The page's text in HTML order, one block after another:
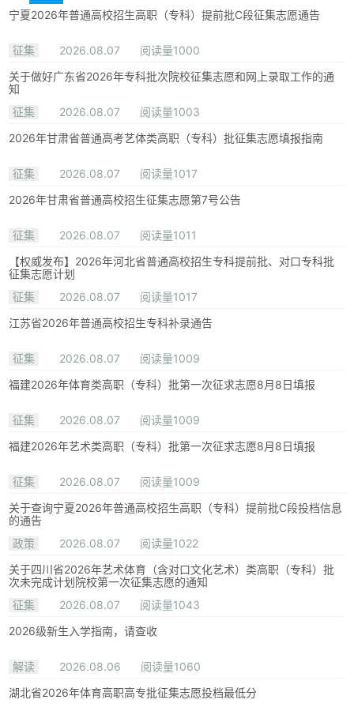
宁夏2026年普通高校招生高职（专科）提前批C段征集志愿通告
征集 2026.08.07
阅读量1000
关于做好广东省2026年专科批次院校征集志愿和网上录取工作的通
知
征集
2026.08.07
阅读量1003
2026年甘肃省普通高考艺体类高职（专科）批征集志愿填报指南
征集 2026.08.07
阅读量1017
2026年甘肃省普通高校招生征集志愿第7号公告
征集 2026.08.07
阅读量1011
【权威发布】2026年河北省普通高校招生专科提前批、对口专科批
征集志愿计划
征集
2026.08.07
阅读量1017
江苏省2026年普通高校招生专科补录通告
征集 2026.08.07
阅读量1009
福建2026年体育类高职（专科）批第一次征求志愿8月8日填报
征集 2026.08.07
阅读量1009
福建2026年艺术类高职（专科）批第一次征求志愿8月8日填报
征集 2026.08.07
阅读量1009
关于查询宁夏2026年普通高校招生高职（专科）提前批C段投档信息
的通告
政策
2026.08.07
阅读量1022
关于四川省2026年艺术体育（含对口文化艺术）类高职（专科）批
次未完成计划院校第一次征集志愿的通知
征集
2026.08.07
阅读量1043
2026级新生入学指南，请查收
解读 2026.08.06
阅读量1060
湖北省2026年体育高职高专批征集志愿投档最低分